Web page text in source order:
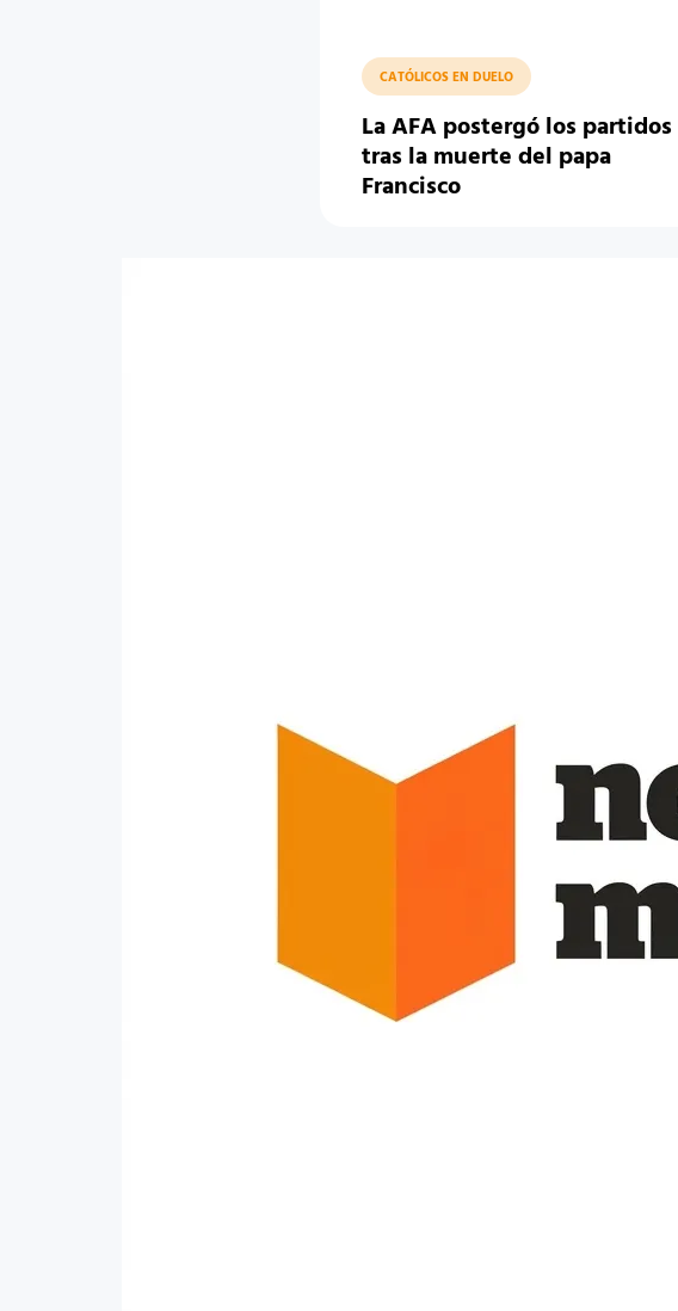
CATÓLICOS EN DUELO
La AFA postergó los partidos
tras la muerte del papa
Francisco